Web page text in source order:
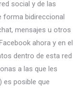
social y de las
forma bidireccional
mensajes u otros
ahora y en el
dentro de esta red
a las que les
es posible que